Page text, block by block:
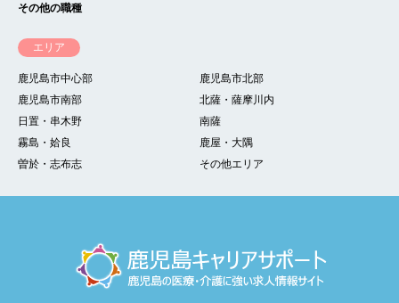
その他の職種
エリア
鹿児島市中心部
鹿児島市北部
鹿児島市南部
北薩・薩摩川内
日置・串木野
南薩
霧島・姶良
鹿屋・大隅
曽於・志布志
その他エリア